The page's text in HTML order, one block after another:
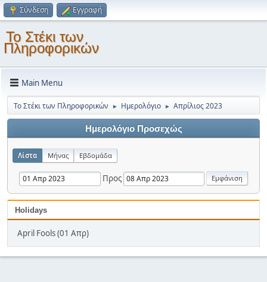
Σύνδεση Εγγραφή
Το Στέκι των
Πληροφορικών
Main Menu
Το Στέκι των Πληροφορικών ► Ημερολόγιο ► Απρίλιος 2023
Ημερολόγιο Προσεχώς
Λίστα Μήνας Εβδομάδα
Προς
Holidays
April Fools (01 Απρ)